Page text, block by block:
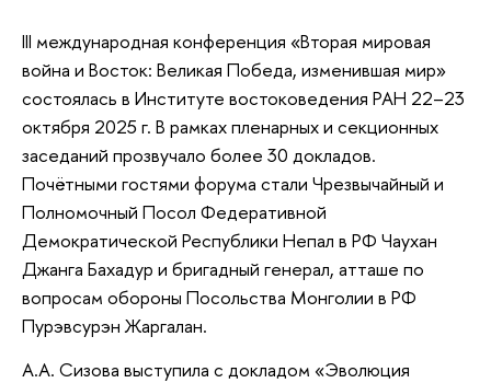
III международная конференция «Вторая мировая
война и Восток: Великая Победа, изменившая мир»
состоялась в Институте востоковедения РАН 22–23
октября 2025 г. В рамках пленарных и секционных
заседаний прозвучало более 30 докладов.
Почётными гостями форума стали Чрезвычайный и
Полномочный Посол Федеративной
Демократической Республики Непал в РФ Чаухан
Джанга Бахадур и бригадный генерал, атташе по
вопросам обороны Посольства Монголии в РФ
Пурэвсурэн Жаргалан.
А.А. Сизова выступила с докладом «Эволюция